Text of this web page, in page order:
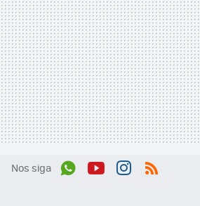
Nos siga